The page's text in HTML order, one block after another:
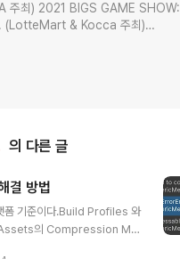
주최) 2021 BIGS GAME SHOW:
. (LotteMart & Kocca 주최)
5
의 다른 글
결 방법
폼 기준이다.Build Profiles 와
의 Compression Met